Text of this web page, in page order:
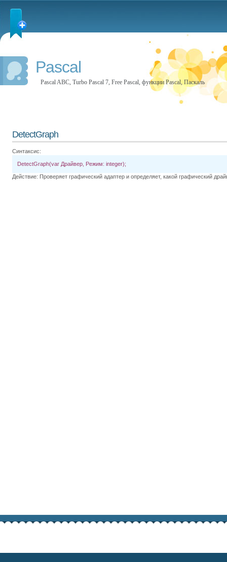
Pascal
Pascal ABC, Turbo Pascal 7, Free Pascal, функции Pascal, Паскаль
DetectGraph
Синтаксис:
DetectGraph(var Драйвер, Режим: integer);
Действие: Проверяет графический адаптер и определяет, какой графический